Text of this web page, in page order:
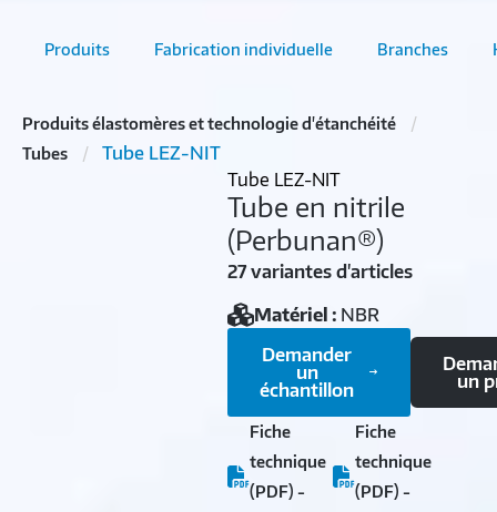
Produits Fabrication individuelle Branches
Produits élastomères et technologie d'étanchéité
Tubes
Tube LEZ-NIT
Tube LEZ-NIT
Tube en nitrile
(Perbunan®)
27 variantes d'articles
Matériel : NBR
Demander
un
échantillon
un
Fiche
technique
(PDF) -
Fiche
technique
(PDF) -